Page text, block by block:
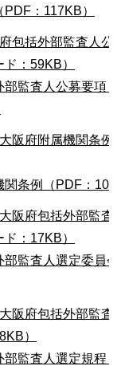
：117KB）
包括外部監査人公
ド：59KB）
部監査人公募要項（
大阪府附属機関条例
関条例（PDF：
大阪府包括外部監査
：17KB）
部監査人選定委員会
大阪府包括外部監査
）
部監査人選定規程（